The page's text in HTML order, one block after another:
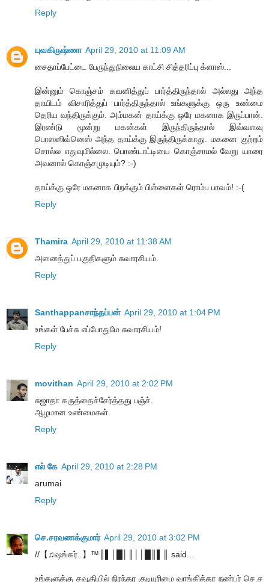
Reply
யுவகிருஷ்ணா April 29, 2010 at 11:09 AM
சைதாப்பேட்டை பேருந்துநிலைய காட்சி சித்தரிப்பு க்ளாஸ்...
இன்னும் கொஞ்சம் கவனித்துப் பார்த்திருந்தால் அல்லது அந்த
தாயிடம் விசாரித்துப் பார்த்திருந்தால் உங்களுக்கு ஒரு உண்மை
தெரிய வந்திருக்கும். அம்மகன் தாய்க்கு ஒரே மகனாக இருப்பான்.
இரண்டு மூன்று மகன்கள் இருந்திருந்தால் இவ்வளவு
பொஸஸிவ்னெஸ் அந்த தாய்க்கு இருந்திருக்காது. மகனை குற்றம்
சொல்ல எதுவுமில்லை. பொண்டாட்டியை கொஞ்சாமல் வேறு யாரை
அவனால் கொஞ்சமுடியும்? :-)
தாய்க்கு ஒரே மகனாக பிறக்கும் பிள்ளைகள் ரொம்ப பாவம்! :-(
Reply
Thamira April 29, 2010 at 11:38 AM
அனைத்துப் பகுதிகளும் சுவாரசியம்.
Reply
Santhappanசாந்தப்பன் April 29, 2010 at 1:04 PM
உங்கள் பேச்சு எப்போதுமே சுவாரசியம்!
Reply
movithan April 29, 2010 at 2:02 PM
சுஜாதா கருத்தைச்சேர்த்தது பஞ்ச்.
ஆழமான உண்மைகள்.
Reply
எல் கே April 29, 2010 at 2:28 PM
arumai
Reply
செ.சரவணக்குமார் April 29, 2010 at 3:02 PM
//【♫ஷங்கர்..】™║▌│█│║││█║▌║ said...
உங்களுக்கு சவூதியில் நிரந்தர குடியுரிமை வாங்கித்தர நண்பர் செ.ச